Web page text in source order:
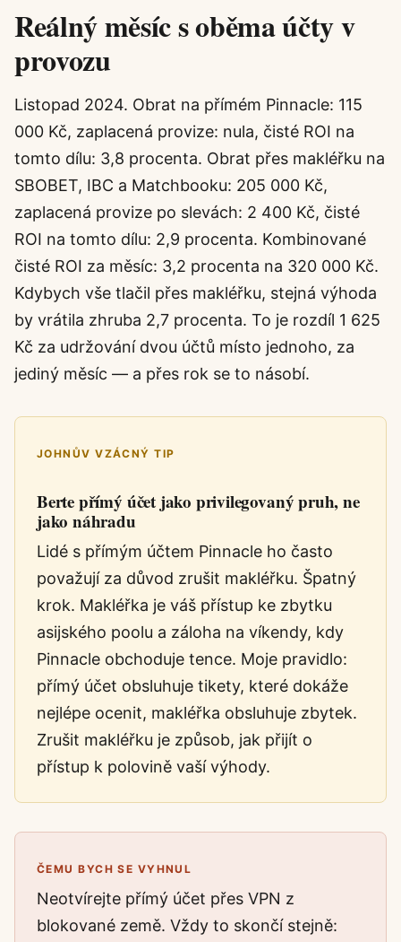
Reálný měsíc s oběma účty v
provozu
Listopad 2024. Obrat na přímém Pinnacle: 115
000 Kč, zaplacená provize: nula, čisté ROI na
tomto dílu: 3,8 procenta. Obrat přes makléřku na
SBOBET, IBC a Matchbooku: 205 000 Kč,
zaplacená provize po slevách: 2 400 Kč, čisté
ROI na tomto dílu: 2,9 procenta. Kombinované
čisté ROI za měsíc: 3,2 procenta na 320 000 Kč.
Kdybych vše tlačil přes makléřku, stejná výhoda
by vrátila zhruba 2,7 procenta. To je rozdíl 1 625
Kč za udržování dvou účtů místo jednoho, za
jediný měsíc — a přes rok se to násobí.
JOHNŮV VZÁCNÝ TIP
Berte přímý účet jako privilegovaný pruh, ne
jako náhradu
Lidé s přímým účtem Pinnacle ho často
považují za důvod zrušit makléřku. Špatný
krok. Makléřka je váš přístup ke zbytku
asijského poolu a záloha na víkendy, kdy
Pinnacle obchoduje tence. Moje pravidlo:
přímý účet obsluhuje tikety, které dokáže
nejlépe ocenit, makléřka obsluhuje zbytek.
Zrušit makléřku je způsob, jak přijít o
přístup k polovině vaší výhody.
ČEMU BYCH SE VYHNUL
Neotvírejte přímý účet přes VPN z
blokované země. Vždy to skončí stejně: